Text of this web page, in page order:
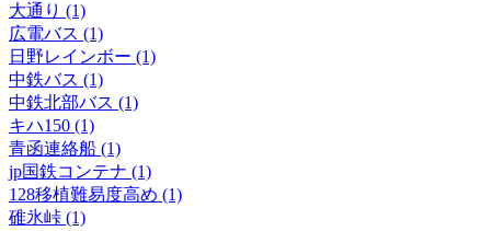
大通り (1)
広電バス (1)
日野レインボー (1)
中鉄バス (1)
中鉄北部バス (1)
キハ150 (1)
青函連絡船 (1)
jp国鉄コンテナ (1)
128移植難易度高め (1)
碓氷峠 (1)